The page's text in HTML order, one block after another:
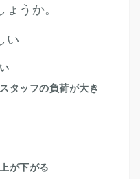
うか。
い
タッフの負荷が大き
が下がる